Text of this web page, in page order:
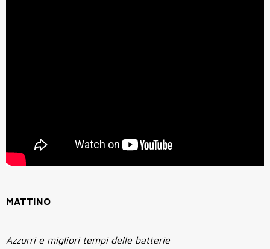
MATTINO
Azzurri e migliori tempi delle batterie